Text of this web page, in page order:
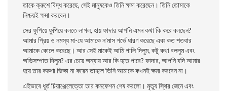
তাকে ক্রুশে বিদ্ধ করেছে, সেই মানুষকেও তিনি ক্ষমা করেছেন। তিনি তােমাকে
নিশ্চয়ই ক্ষমা করবেন।
সের ফুপিয়ে ফুপিয়ে বলতে লাগল, হায় ফাদার আপনি এমন কথা কি করে বলছেন?
আমার প্রিয় ও নমস্য মা-যে আমাকে ন’মাস গর্ভে ধারণ করেছে এবং কত শতবার
আমাকে কোলে করেছে। আর সেই মাকেই আমি গালি দিলুম, কটু কথা বললুম এবং
অভিসম্পাতদিলুম? এর চেয়েঅন্যায় আর কি হতে পারে? ফাদার, আপনি যদি আমার
হয়ে তার করুণা ভিক্ষা না করেন তাহলে তিনি আমাকে কখনই ক্ষমা করবেন না।
এইভাবে ধূর্ত চিয়াঞ্জেলেত্তো তার কনফেশন শেষ করলাে। মৃত্যু স্থির জেনে এবং